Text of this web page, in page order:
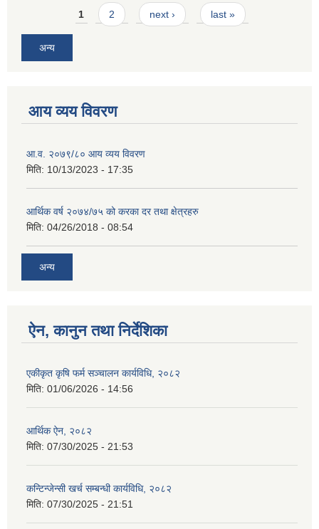
Pages1 2 next › last »
अन्य
आय व्यय विवरण
आ.व. २०७९/८० आय व्यय विवरण
मिति: 10/13/2023 - 17:35
आर्थिक वर्ष २०७४/७५ को करका दर तथा क्षेत्रहरु
मिति: 04/26/2018 - 08:54
अन्य
ऐन, कानुन तथा निर्देशिका
एकीकृत कृषि फर्म सञ्चालन कार्यविधि, २०८२
मिति: 01/06/2026 - 14:56
आर्थिक ऐन, २०८२
मिति: 07/30/2025 - 21:53
कन्टिन्जेन्सी खर्च सम्बन्धी कार्यविधि, २०८२
मिति: 07/30/2025 - 21:51